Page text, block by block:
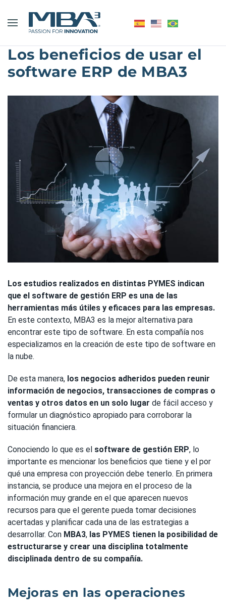
Los beneficios de usar el
software ERP de MBA3
Los estudios realizados en distintas PYMES indican
que el software de gestión ERP es una de las
herramientas más útiles y eficaces para las empresas.
En este contexto, MBA3 es la mejor alternativa para
encontrar este tipo de software. En esta compañía nos
especializamos en la creación de este tipo de software en
la nube.
De esta manera, los negocios adheridos pueden reunir
información de negocios, transacciones de compras o
ventas y otros datos en un solo lugar de fácil acceso y
formular un diagnóstico apropiado para corroborar la
situación financiera.
Conociendo lo que es el software de gestión ERP, lo
importante es mencionar los beneficios que tiene y el por
qué una empresa con proyección debe tenerlo. En primera
instancia, se produce una mejora en el proceso de la
información muy grande en el que aparecen nuevos
recursos para que el gerente pueda tomar decisiones
acertadas y planificar cada una de las estrategias a
desarrollar. Con MBA3, las PYMES tienen la posibilidad de
estructurarse y crear una disciplina totalmente
disciplinada dentro de su compañía.
Mejoras en las operaciones